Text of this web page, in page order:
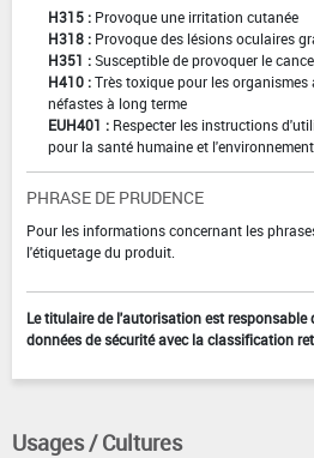
H315 : Provoque une irritation cutanée
H318 : Provoque des lésions oculaires
H351 :Susceptible de provoquer le
H410 :Très toxique pour les
néfastes à long terme
EUH401 : Respecter les instructions
pour la santé humaine et l'environnement
PHRASE DE PRUDENCE
Pour les informations concernant les
l'étiquetage du produit.
Le titulaire de l'autorisation est responsable
données de sécurité avec la classification
Usages / Cultures